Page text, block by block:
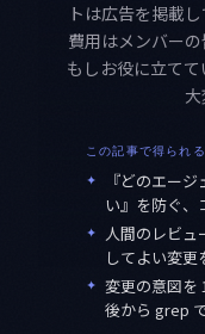
トは広告を掲載
費用はメンバーの
もしお役に立て
この記事で得られ
✦
『どのエー
い』を防ぐ、
✦ 人間のレビュ
してよい変更
✦ 変更の意図を
後から grep